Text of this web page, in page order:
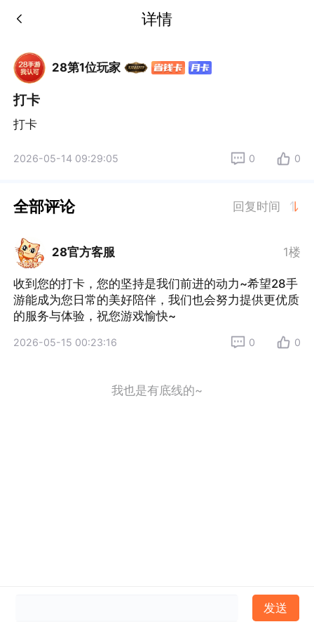
详情
28第1位玩家
打卡
打卡
2026-05-14 09:29:05 0 0
全部评论 回复时间
28官方客服 1楼
收到您的打卡，您的坚持是我们前进的动力~希望28手
游能成为您日常的美好陪伴，我们也会努力提供更优质
的服务与体验，祝您游戏愉快~
2026-05-15 00:23:16 0 0
我也是有底线的~
发送